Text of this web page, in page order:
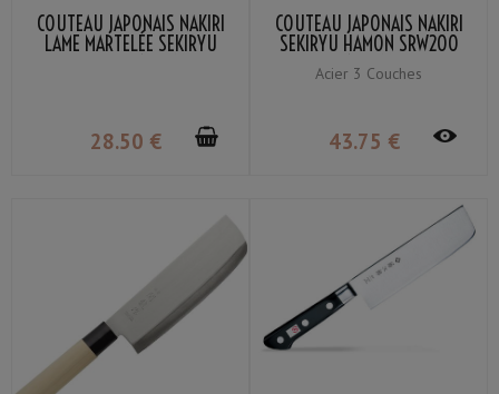
COUTEAU JAPONAIS NAKIRI
LAME MARTELÉE SEKIRYU
28.50 €
COUTEAU JAPONAIS NAKIRI
SEKIRYU HAMON SRW200
16.5CM
Acier 3 Couches
43.75 €